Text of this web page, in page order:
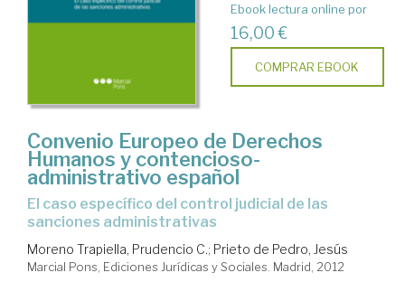
Ebook lectura online por
16,00 €
COMPRAR EBOOK
Convenio Europeo de Derechos
Humanos y contencioso-
administrativo español
El caso específico del control judicial de las
sanciones administrativas
Moreno Trapiella, Prudencio C.; Prieto de Pedro, Jesús
Marcial Pons, Ediciones Jurídicas y Sociales. Madrid, 2012